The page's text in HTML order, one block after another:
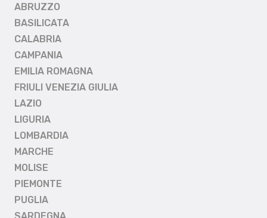
ABRUZZO
BASILICATA
CALABRIA
CAMPANIA
EMILIA ROMAGNA
FRIULI VENEZIA GIULIA
LAZIO
LIGURIA
LOMBARDIA
MARCHE
MOLISE
PIEMONTE
PUGLIA